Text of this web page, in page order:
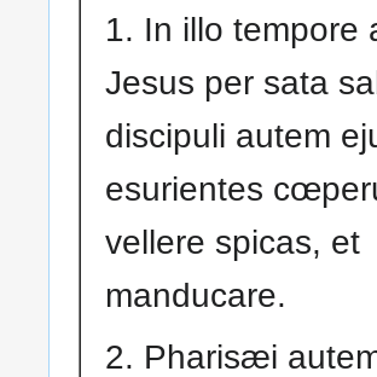
1. In illo tempore
Jesus per sata
discipuli autem
esurientes
vellere spicas, et
manducare.
2. Pharisæi